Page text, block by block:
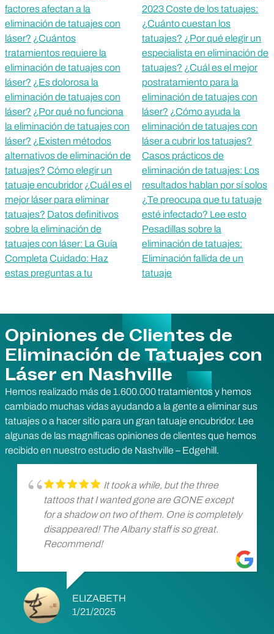
factores afectan a la
eliminación de tatuajes con
láser? ¿Cuántos
tratamientos requiere la
eliminación de tatuajes con
láser? ¿Es dolorosa la
eliminación de tatuajes con
láser? ¿Por qué no funciona
la eliminación de tatuajes con
láser? ¿Existen métodos
alternativos de eliminación de
tatuajes? Cómo elegir un
tatuaje encubridor ¿Cuál es el
mejor láser para eliminar
tatuajes? Datos definitivos
sobre la eliminación de
tatuajes con láser: La Guía
Completa Cuidado: Haz
estas preguntas a tu
2023 Coste de los tatuajes:
¿Cuánto cuestan los
tatuajes? ¿Por qué elegir un
especialista en eliminación de
tatuajes? ¿Cuál es el mejor
postratamiento para la
eliminación de tatuajes con
láser? ¿Cómo ayuda la
eliminación de tatuajes con
láser a cubrir los tatuajes?
Casos prácticos de
eliminación de tatuajes: Los
resultados hablan por sí solos
¿Te preocupa que tu tatuaje
esté infectado? Lee esto
Pesadillas sobre la
eliminación de tatuajes:
Eliminación fallida de un
tatuaje
Opiniones de Clientes de
Eliminación de Tatuajes con
Láser en Nashville
Hemos realizado más de 1.600.000 tratamientos y hemos
cambiado muchas vidas ayudando a la gente a eliminar sus
tatuajes o a hacer sitio para un gran tatuaje encubridor. Lee
algunas de las magníficas opiniones de clientes que hemos
recibido en nuestro estudio de Nashville – Edgehill.
It took a while, but the three
tattoos that I wanted gone are GONE except
for a shadow on two of them. One is completely
disappeared! The Albany staff is so great.
Recommend!
ELIZABETH
1/21/2025